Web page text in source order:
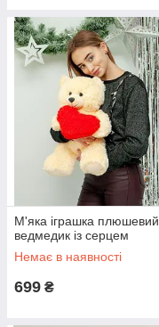
М'яка іграшка плюшевий
ведмедик із серцем
Немає в наявності
699 ₴